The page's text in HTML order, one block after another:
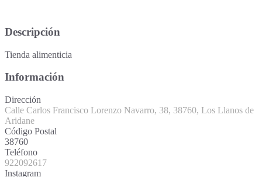
Descripción
Tienda alimenticia
Información
Dirección
Calle Carlos Francisco Lorenzo Navarro, 38, 38760, Los Llanos de
Aridane
Código Postal
38760
Teléfono
922092617
Instagram